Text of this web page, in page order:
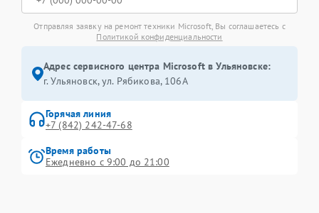
Отправляя заявку на ремонт техники Microsoft, Вы соглашаетесь с
Политикой конфиденциальности
Адрес сервисного центра Microsoft в Ульяновске:
г. Ульяновск, ул. Рябикова, 106А
Горячая линия
+7 (842) 242-47-68
Время работы
Ежедневно с 9:00 до 21:00